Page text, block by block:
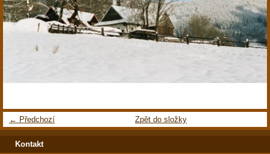
← Předchozí Zpět do složky
Kontakt